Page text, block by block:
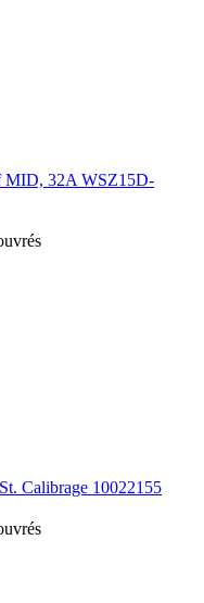
MID, 32A WSZ15D-
Calibrage 10022155